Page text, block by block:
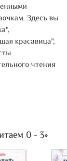
Здесь вы
красавица",
чтения
0 - 3»